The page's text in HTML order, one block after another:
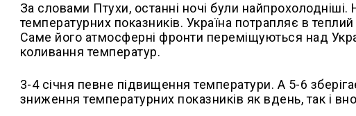
За словами Птухи, останні ночі були
температурних показників. Україна потрапляє в
Саме його атмосферні фронти переміщуються над
коливання температур.
3-4 січня певне підвищення температури. А 5-6
зниження температурних показників як вдень, так і